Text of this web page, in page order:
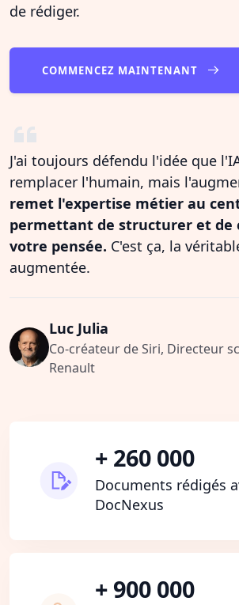
de rédiger.
COMMENCEZ MAINTENANT
J'ai toujours défendu l'idée que
remplacer l'humain, mais
remet l'expertise métier au
permettant de structurer et de
votre pensée. C'est ça, la
augmentée.
Luc Julia
Co-créateur de Siri, Directeur
Renault
+ 260 000
Documents rédigés
DocNexus
+ 900 000